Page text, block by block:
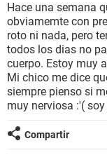
BIENESTAR
SEXUALIDAD
GLOSARIO
Hace una semana
obviamemte con
roto ni nada, pero
todos los dias no
cuerpo. Estoy muy
Mi chico me dice
siempre pienso si
muy nerviosa :'(
Compartir